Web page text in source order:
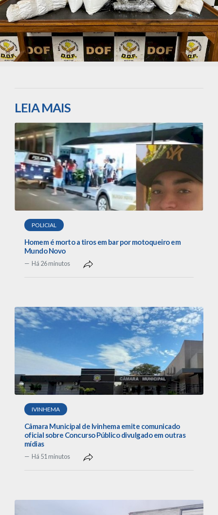
LEIA MAIS
POLICIAL
Homem é morto a tiros em bar por motoqueiro em
Mundo Novo
Há 26 minutos
IVINHEMA
Câmara Municipal de Ivinhema emite comunicado
oficial sobre Concurso Público divulgado em outras
mídias
Há 51 minutos